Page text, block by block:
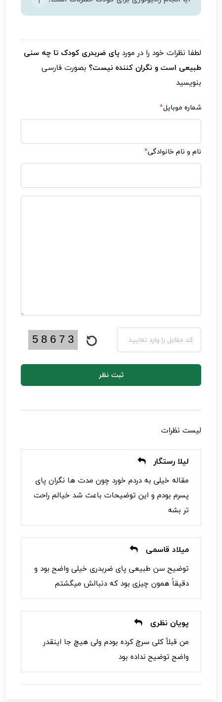
داشته باشد اما به‌تنهایی عامل اصلی محسوب
خطر قابل توجهی برای کودک ندارد.
لطفا نظرات خود را در مورد پای ضربدری کودک تا چه سنی
طبیعی است و نگران کننده نیست؟ بصورت فارسی
بنویسید
شماره موبایل*
نام و نام خانوادگی*
ثبت نظر
لیست نظرات
لیلا رستگار
مقاله خیلی به دردم خورد چون مدت ها نگران پای
پسرم بودم و این توضیحات باعث شد خیالم راحت
تر بشه
میلاد قاسمی
توضیح سن طبیعی پای ضربدری خیلی واضح بود و
دقیقاً همون چیزی بود که دنبالش میگشتم
پویان نظری
من قبلاً کلی سرچ کرده بودم ولی هیچ جا اینقدر
واضح توضیح نداده بود